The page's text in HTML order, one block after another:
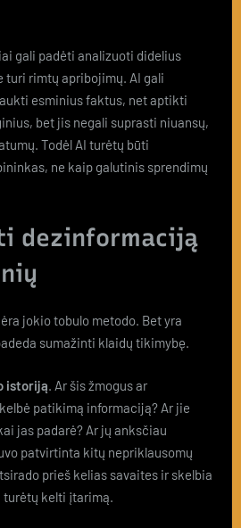
gali padėti analizuoti didelius
turi rimtų apribojimų. AI gali
esminius faktus, net aptikti
bet jis negali suprasti niuansų,
Todėl AI turėtų būti
ne kaip galutinis sprendimų
dezinformaciją
jokio tobulo metodo. Bet yra
sumažinti klaidų tikimybę.
istoriją. Ar šis žmogus ar
patikimą informaciją? Ar jie
jas padarė? Ar jų anksčiau
patvirtinta kitų nepriklausomų
prieš kelias savaites ir skelbia
turėtų kelti įtarimą.